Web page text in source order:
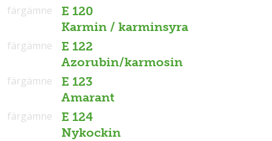
E 120
Karmin / karminsyra
färgämne
E 122
Azorubin/karmosin
färgämne
E 123
Amarant
färgämne
E 124
Nykockin
färgämne